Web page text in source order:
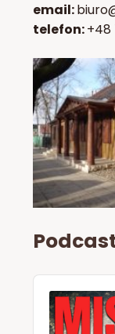
email:
telefon:+48
Audio
Player